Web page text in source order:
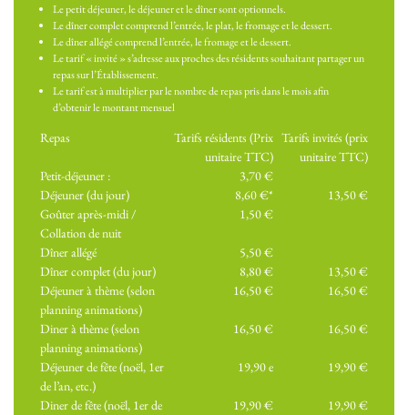
Le petit déjeuner, le déjeuner et le dîner sont optionnels.
Le dîner complet comprend l’entrée, le plat, le fromage et le dessert.
Le dîner allégé comprend l’entrée, le fromage et le dessert.
Le tarif « invité » s’adresse aux proches des résidents souhaitant partager un
repas sur l’Établissement.
Le tarif est à multiplier par le nombre de repas pris dans le mois afin
d’obtenir le montant mensuel
Repas
Tarifs résidents (Prix
unitaire TTC)
Tarifs invités (prix
unitaire TTC)
Petit-déjeuner :
3,70 €
Déjeuner (du jour)
8,60 €*
13,50 €
Goûter après-midi /
Collation de nuit
1,50 €
Dîner allégé
5,50 €
Dîner complet (du jour)
8,80 €
13,50 €
Déjeuner à thème (selon
planning animations)
16,50 € 16,50 €
Diner à thème (selon
planning animations)
16,50 € 16,50 €
Déjeuner de fête (noël, 1er
de l’an, etc.)
19,90 e 19,90 €
Diner de fête (noël, 1er de
19,90 € 19,90 €